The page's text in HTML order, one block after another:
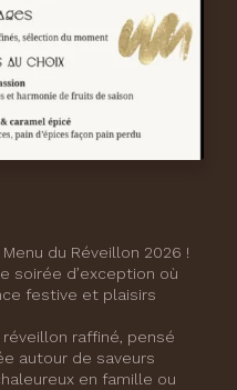
du Réveillon 2026 !
soirée d’exception où
festive et plaisirs
raffiné, pensé
autour de saveurs
en famille ou